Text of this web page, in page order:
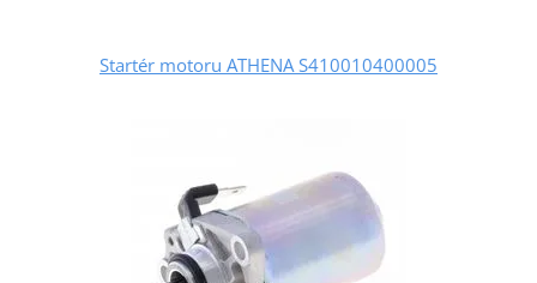
Startér motoru ATHENA S410010400005